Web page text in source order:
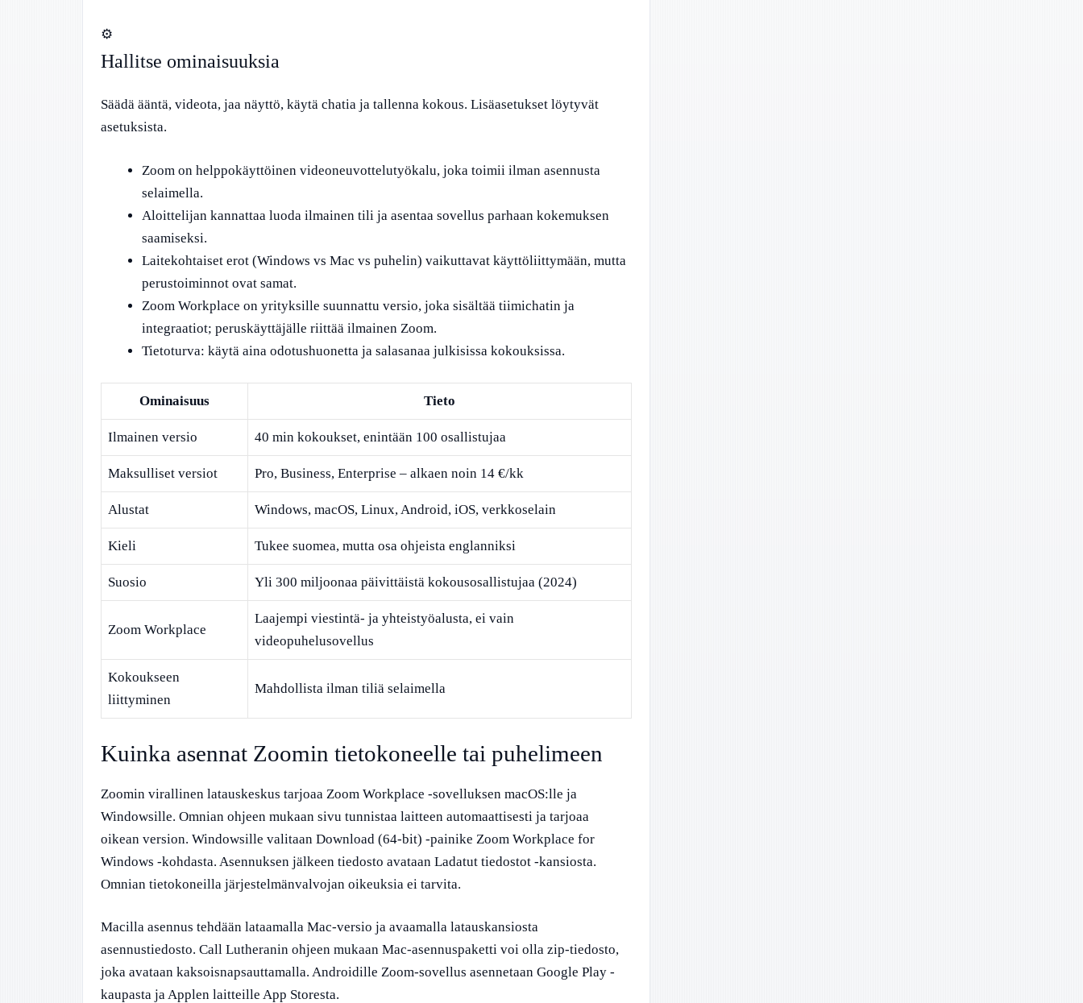
⚙️
Hallitse ominaisuuksia
Säädä ääntä, videota, jaa näyttö, käytä chatia ja tallenna kokous. Lisäasetukset löytyvät
asetuksista.
Zoom on helppokäyttöinen videoneuvottelutyökalu, joka toimii ilman asennusta
selaimella.
Aloittelijan kannattaa luoda ilmainen tili ja asentaa sovellus parhaan kokemuksen
saamiseksi.
Laitekohtaiset erot (Windows vs Mac vs puhelin) vaikuttavat käyttöliittymään, mutta
perustoiminnot ovat samat.
Zoom Workplace on yrityksille suunnattu versio, joka sisältää tiimichatin ja
integraatiot; peruskäyttäjälle riittää ilmainen Zoom.
Tietoturva: käytä aina odotushuonetta ja salasanaa julkisissa kokouksissa.
Ominaisuus Tieto
Ilmainen versio 40 min kokoukset, enintään 100 osallistujaa
Maksulliset versiot Pro, Business, Enterprise – alkaen noin 14 €/kk
Alustat Windows, macOS, Linux, Android, iOS, verkkoselain
Kieli Tukee suomea, mutta osa ohjeista englanniksi
Suosio Yli 300 miljoonaa päivittäistä kokousosallistujaa (2024)
Zoom Workplace
Laajempi viestintä- ja yhteistyöalusta, ei vain
videopuhelusovellus
Kokoukseen
liittyminen
Mahdollista ilman tiliä selaimella
Kuinka asennat Zoomin tietokoneelle tai puhelimeen
Zoomin virallinen latauskeskus tarjoaa Zoom Workplace -sovelluksen macOS:lle ja
Windowsille. Omnian ohjeen mukaan sivu tunnistaa laitteen automaattisesti ja tarjoaa
oikean version. Windowsille valitaan Download (64-bit) -painike Zoom Workplace for
Windows -kohdasta. Asennuksen jälkeen tiedosto avataan Ladatut tiedostot -kansiosta.
Omnian tietokoneilla järjestelmänvalvojan oikeuksia ei tarvita.
Macilla asennus tehdään lataamalla Mac-versio ja avaamalla latauskansiosta
asennustiedosto. Call Lutheranin ohjeen mukaan Mac-asennuspaketti voi olla zip-tiedosto,
joka avataan kaksoisnapsauttamalla. Androidille Zoom-sovellus asennetaan Google Play -
kaupasta ja Applen laitteille App Storesta.